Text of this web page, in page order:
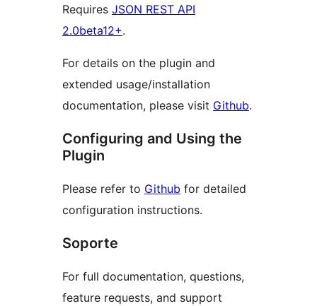
Requires JSON REST API
2.0beta12+.
For details on the plugin and
extended usage/installation
documentation, please visit Github.
Configuring and Using the
Plugin
Please refer to Github for detailed
configuration instructions.
Soporte
For full documentation, questions,
feature requests, and support